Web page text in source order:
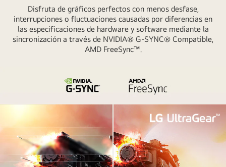
Disfruta de gráficos perfectos con menos desfase,
interrupciones o fluctuaciones causadas por diferencias en
las especificaciones de hardware y software mediante la
sincronización a través de NVIDIA® G-SYNC® Compatible,
AMD FreeSync™.